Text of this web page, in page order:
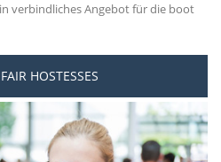
verbindliches Angebot für die boot
HOSTESSES